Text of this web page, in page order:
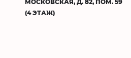
МОСКОВСКАЯ, Д. 82, ПОМ. 59
(4 ЭТАЖ)